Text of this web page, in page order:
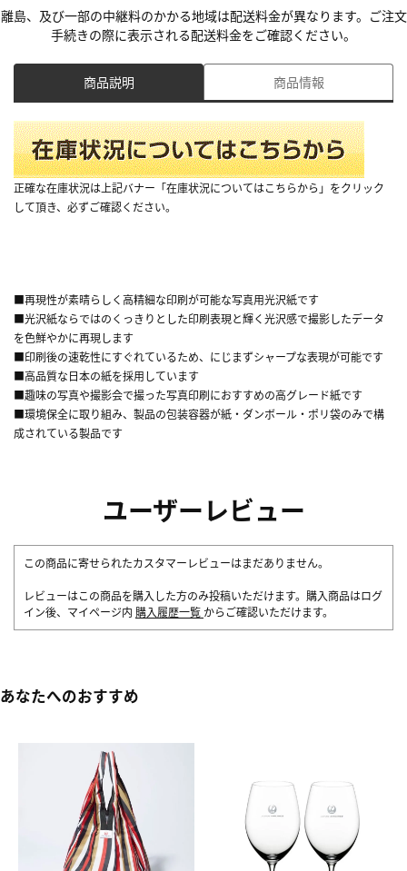
離島、及び一部の中継料のかかる地域は配送料金が異なります。ご注文
手続きの際に表示される配送料金をご確認ください。
商品説明 商品情報
正確な在庫状況は上記バナー「在庫状況についてはこちらから」をクリック
して頂き、必ずご確認ください。
■再現性が素晴らしく高精細な印刷が可能な写真用光沢紙です
■光沢紙ならではのくっきりとした印刷表現と輝く光沢感で撮影したデータ
を色鮮やかに再現します
■印刷後の速乾性にすぐれているため、にじまずシャープな表現が可能です
■高品質な日本の紙を採用しています
■趣味の写真や撮影会で撮った写真印刷におすすめの高グレード紙です
■環境保全に取り組み、製品の包装容器が紙・ダンボール・ポリ袋のみで構
成されている製品です
ユーザーレビュー
この商品に寄せられたカスタマーレビューはまだありません。
レビューはこの商品を購入した方のみ投稿いただけます。購入商品はログ
イン後、マイページ内 購入履歴一覧 からご確認いただけます。
あなたへのおすすめ